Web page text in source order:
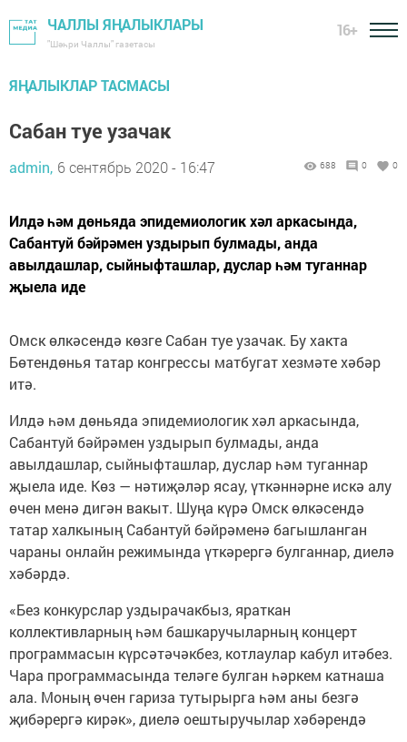
ЧАЛЛЫ ЯҢАЛЫКЛАРЫ
"Шәһри Чаллы" газетасы
16+
ЯҢАЛЫКЛАР ТАСМАСЫ
Сабан туе узачак
admin, 6 сентябрь 2020 - 16:47 688 0 0
Илдә һәм дөньяда эпидемиологик хәл аркасында,
Сабантуй бәйрәмен уздырып булмады, анда
авылдашлар, сыйныфташлар, дуслар һәм туганнар
җыела иде
Омск өлкәсендә көзге Сабан туе узачак. Бу хакта
Бөтендөнья татар конгрессы матбугат хезмәте хәбәр
итә.
Илдә һәм дөньяда эпидемиологик хәл аркасында,
Сабантуй бәйрәмен уздырып булмады, анда
авылдашлар, сыйныфташлар, дуслар һәм туганнар
җыела иде. Көз — нәтиҗәләр ясау, үткәннәрне искә алу
өчен менә дигән вакыт. Шуңа күрә Омск өлкәсендә
татар халкының Сабантуй бәйрәменә багышланган
чараны онлайн режимында үткәрергә булганнар, диелә
хәбәрдә.
«Без конкурслар уздырачакбыз, яраткан
коллективларның һәм башкаручыларның концерт
программасын күрсәтәчәкбез, котлаулар кабул итәбез.
Чара программасында теләге булган һәркем катнаша
ала. Моның өчен гариза тутырырга һәм аны безгә
җибәрергә кирәк», диелә оештыручылар хәбәрендә